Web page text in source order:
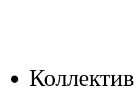
Коллектив